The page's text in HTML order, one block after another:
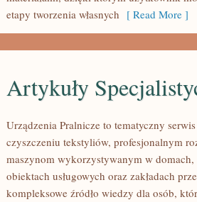
etapy tworzenia własnych [ Read More ]
Artykuły
Urządzenia Pralnicze to tematyczny
czyszczeniu tekstyliów, profesjonalnym
maszynom wykorzystywanym w
obiektach usługowych oraz zakładach
kompleksowe źródło wiedzy dla osób,